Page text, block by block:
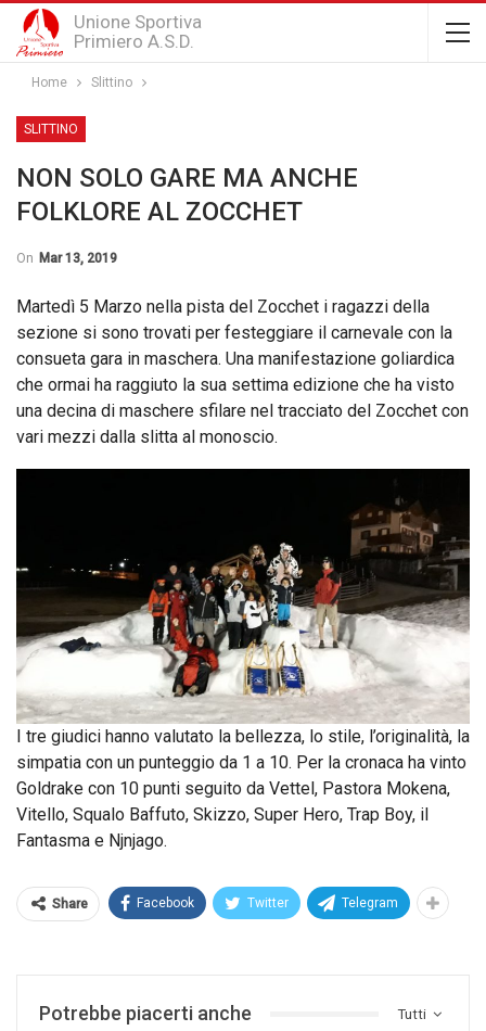
Unione Sportiva
Primiero A.S.D.
Home Slittino
SLITTINO
NON SOLO GARE MA ANCHE
FOLKLORE AL ZOCCHET
On Mar 13, 2019
Martedì 5 Marzo nella pista del Zocchet i ragazzi della
sezione si sono trovati per festeggiare il carnevale con la
consueta gara in maschera. Una manifestazione goliardica
che ormai ha raggiuto la sua settima edizione che ha visto
una decina di maschere sfilare nel tracciato del Zocchet con
vari mezzi dalla slitta al monoscio.
I tre giudici hanno valutato la bellezza, lo stile, l’originalità, la
simpatia con un punteggio da 1 a 10. Per la cronaca ha vinto
Goldrake con 10 punti seguito da Vettel, Pastora Mokena,
Vitello, Squalo Baffuto, Skizzo, Super Hero, Trap Boy, il
Fantasma e Njnjago.
Share Facebook Twitter Telegram
Tutti
Potrebbe piacerti anche